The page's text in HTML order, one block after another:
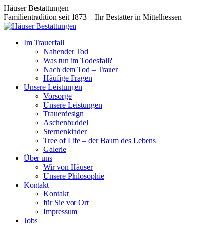
Zum
Inhalt
springen
Facebook
page
opens
new
Instagram
page
opens
new
Häuser Bestattungen
Familientradition seit 1873 – Ihr Bestatter in Mittelhessen
Im Trauerfall
Nahender Tod
Was tun im Todesfall?
Nach dem Tod – Trauer
Häufige Fragen
Unsere Leistungen
Vorsorge
Unsere Leistungen
Trauerdesign
Aschenbuddel
Sternenkinder
Tree of Life – der Baum des Lebens
Galerie
Über uns
Wir von Häuser
Unsere Philosophie
Kontakt
Kontakt
für Sie vor Ort
Impressum
Jobs